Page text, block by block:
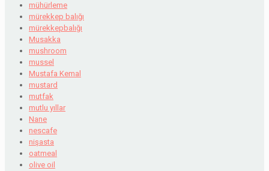
mühürleme
mürekkep balığı
mürekkepbalığı
Musakka
mushroom
mussel
Mustafa Kemal
mustard
mutfak
mutlu yıllar
Nane
nescafe
nişasta
oatmeal
olive oil